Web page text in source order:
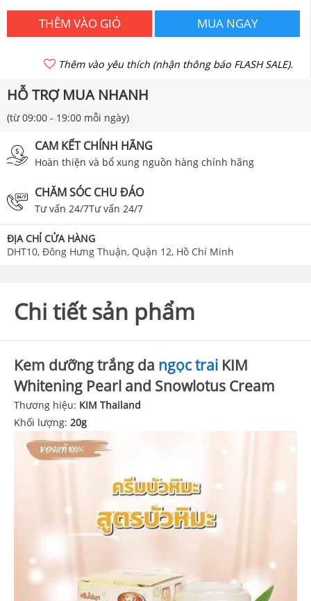
THÊM VÀO GIỎ MUA NGAY
Thêm vào yêu thích (nhận thông báo FLASH SALE).
HỖ TRỢ MUA NHANH
(từ 09:00 - 19:00 mỗi ngày)
CAM KẾT CHÍNH HÃNG
Hoàn thiện và bổ xung nguồn hàng chính hãng
CHĂM SÓC CHU ĐÁO
Tư vấn 24/7Tư vấn 24/7
ĐỊA CHỈ CỬA HÀNG
DHT10, Đông Hưng Thuận, Quận 12, Hồ Chí Minh
Chi tiết sản phẩm
Kem dưỡng trắng da ngọc trai KIM
Whitening Pearl and Snowlotus Cream
Thương hiệu: KIM Thailand
Khối lượng: 20g